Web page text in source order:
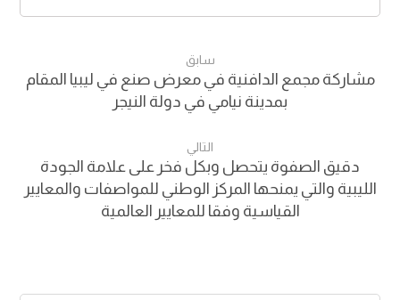
سابق
م︎شاركة مجمع الدافنية في معرض صنع في ليبيا المقام
بمدينة نيامي في دولة النيجر
التالي
دقيق الصفوة يتحصل وبكل فخر على علامة الجودة
الليبية والتي يمنحها المركز الوطني للمواصفات والمعايير
القياسية وفقا للمعايير العالمية